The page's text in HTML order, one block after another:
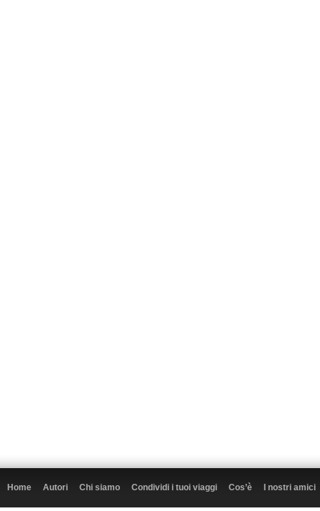
Home Autori Chi siamo Condividi i tuoi viaggi Cos’è I nostri amici